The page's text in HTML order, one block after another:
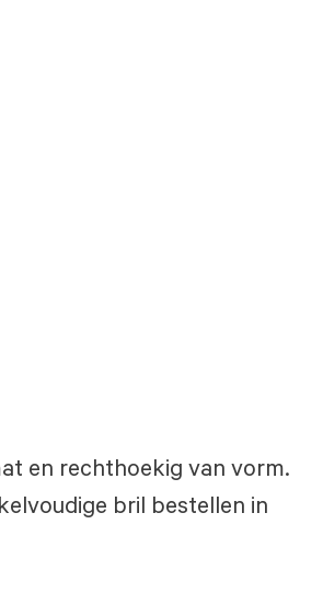
en rechthoekig van vorm.
bril bestellen in